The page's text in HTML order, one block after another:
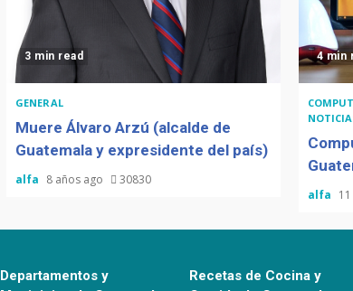
3 min read
GENERAL
Muere Álvaro Arzú (alcalde de
Guatemala y expresidente del país)
alfa 8 años ago 30830
4 min
alfa
Departamentos y
Recetas de Cocina y